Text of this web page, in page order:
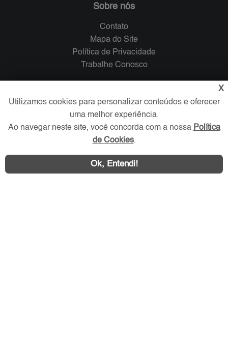
Sobre nós
Contato
Mapa do Site
Política de Privacidade
Trabalhe Conosco
Redes Sociais
X
Utilizamos cookies para personalizar conteúdos e oferecer
uma melhor experiência.
Ao navegar neste site, você concorda com a nossa Política
de Cookies.
Ok, Entendi!